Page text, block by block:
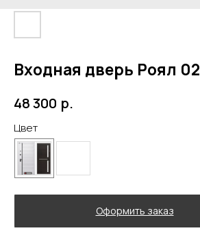
Входная дверь Роял 02
48 300 р.
Цвет
Оформить заказ